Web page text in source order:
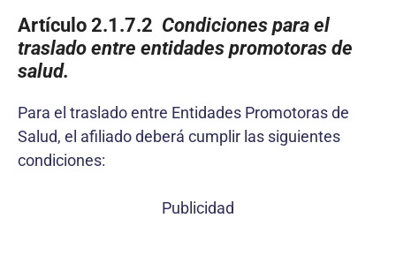
Artículo 2.1.7.2 Condiciones para el
traslado entre entidades promotoras de
salud.
Para el traslado entre Entidades Promotoras de
Salud, el afiliado deberá cumplir las siguientes
condiciones:
Publicidad